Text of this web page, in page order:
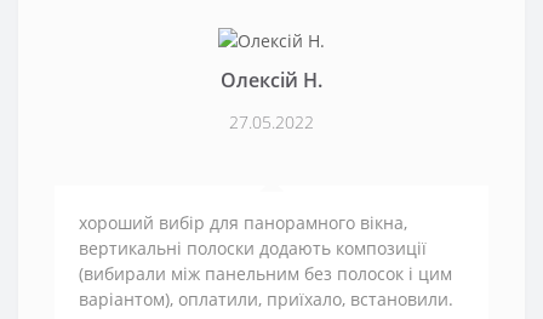
Олексій Н.
27.05.2022
хороший вибір для панорамного вікна,
вертикальні полоски додають композиції
(вибирали між панельним без полосок і цим
варіантом), оплатили, приїхало, встановили.